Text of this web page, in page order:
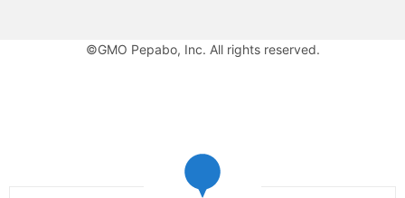
©GMO Pepabo, Inc. All rights reserved.